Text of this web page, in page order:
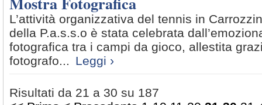
L’attività organizzativa del tennis in
della P.a.s.s.o è stata celebrata
fotografica tra i campi da gioco, allestita
fotografo... Leggi ›
Risultati da 21 a 30 su 187